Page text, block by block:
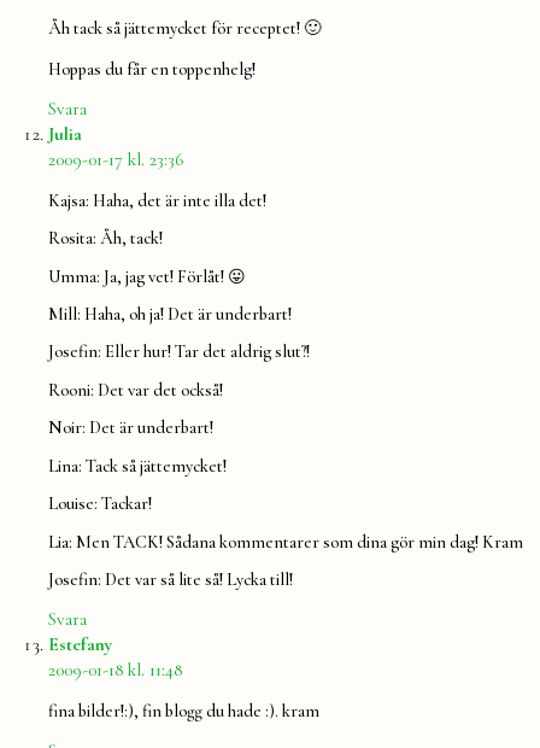
Åh tack så jättemycket för receptet! 🙂
Hoppas du får en toppenhelg!
Svara
Julia
2009-01-17 kl. 23:36
Kajsa: Haha, det är inte illa det!
Rosita: Åh, tack!
Umma: Ja, jag vet! Förlåt! 😛
Mill: Haha, oh ja! Det är underbart!
Josefin: Eller hur! Tar det aldrig slut?!
Rooni: Det var det också!
Noir: Det är underbart!
Lina: Tack så jättemycket!
Louise: Tackar!
Lia: Men TACK! Sådana kommentarer som dina gör min dag! Kram
Josefin: Det var så lite så! Lycka till!
Svara
Estefanysäger:
2009-01-18 kl. 11:48
fina bilder!:), fin blogg du hade :). kram